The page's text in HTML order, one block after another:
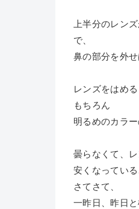
上半分のレン
で、
鼻の部分を外せ
レンズをはめ
もちろん
明るめのカラ
曇らなくて、レ
安くなってい
さてさて、
一昨日、昨日